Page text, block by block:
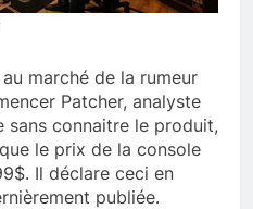
marché de la rumeur
Patcher, analyste
sans connaitre le produit,
le prix de la console
Il déclare ceci en
publiée.